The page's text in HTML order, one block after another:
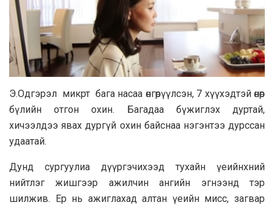
Э.Одгэрэл микрт бага насаа өнгөрүүлсэн, 7 хүүхэдтэй өнөр
бүлийн отгон охин. Багадаа бүжиглэх дуртай,
хичээлдээ явах дургүй охин байснаа нэгэнтээ дурссан
удаатай.
Дунд сургуулиа дүүргэчихээд тухайн үеийнхний
нийтлэг жишгээр ажилчин ангийн эгнээнд тэр
шилжив. Ер нь ажиглахад алтан үеийн мисс, загвар